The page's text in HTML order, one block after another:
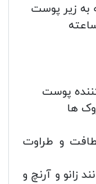
پوست
‌ها
و طراوت
زانو و آرنچ و